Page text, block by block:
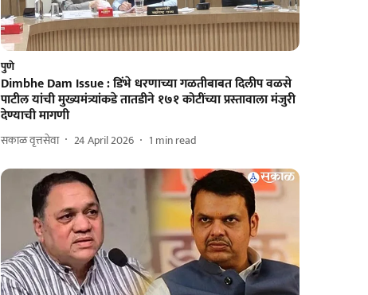
पुणे
Dimbhe Dam Issue : डिंभे धरणाच्या गळतीबाबत दिलीप वळसे
पाटील यांची मुख्यमंत्र्यांकडे तातडीने १७१ कोटींच्या प्रस्तावाला मंजुरी
देण्याची मागणी
सकाळ वृत्तसेवा 24 April 2026 1 min read